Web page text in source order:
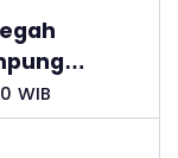
Tua
WIB